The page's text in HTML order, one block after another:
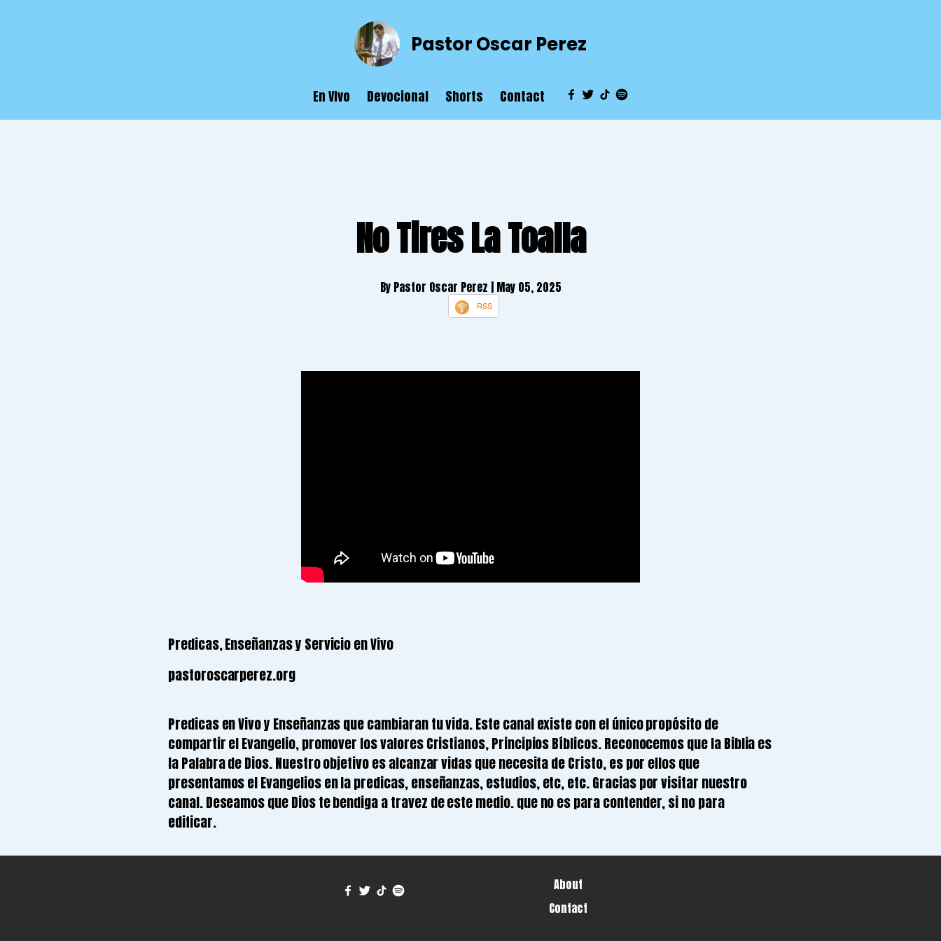
Pastor Oscar Perez
En VIvo Devocional Shorts Contact
No Tires La Toalla
By Pastor Oscar Perez | May 05, 2025
RSS
Predicas, Enseñanzas y Servicio en Vivo
pastoroscarperez.org
Predicas en Vivo y Enseñanzas que cambiaran tu vida. Este canal existe con el único propósito de
compartir el Evangelio, promover los valores Cristianos, Principios Bíblicos. Reconocemos que la Biblia es
la Palabra de Dios. Nuestro objetivo es alcanzar vidas que necesita de Cristo, es por ellos que
presentamos el Evangelios en la predicas, enseñanzas, estudios, etc, etc. Gracias por visitar nuestro
canal. Deseamos que Dios te bendiga a travez de este medio. que no es para contender, si no para
edificar.
About
Contact